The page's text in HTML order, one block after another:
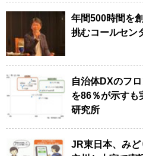
年間500時間を
挑むコールセン
自治体DXのフ
を86％が示すも
研究所
JR東日本、みど